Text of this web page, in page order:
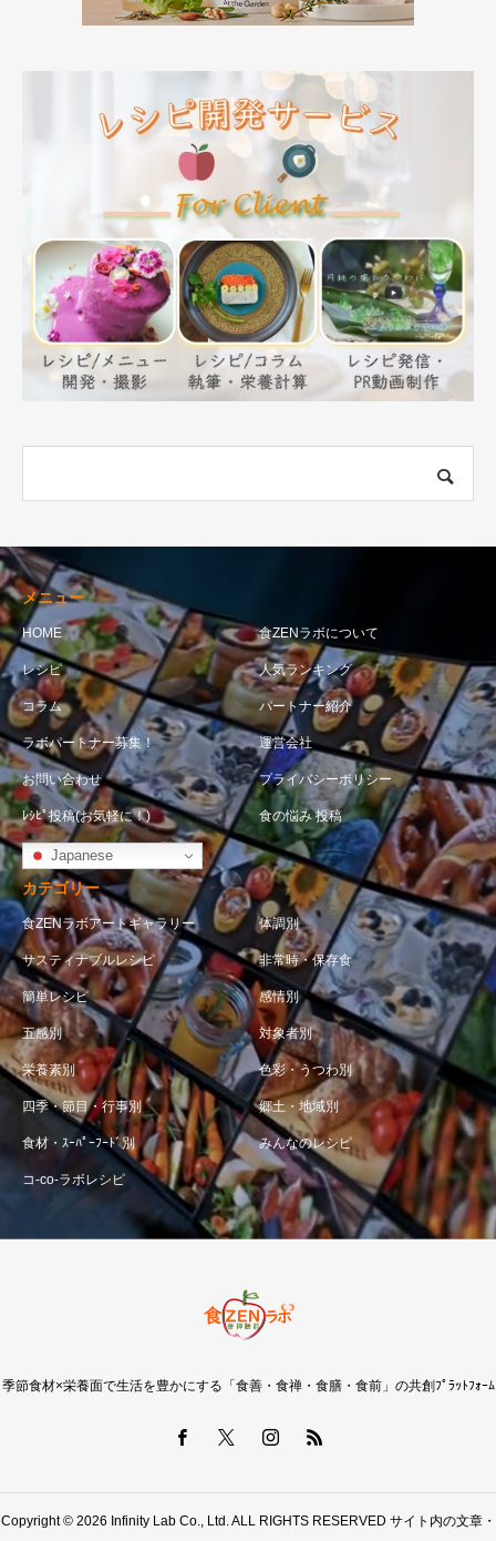
メニュー
HOME 食ZENラボについて
レシピ 人気ランキング
コラム パートナー紹介
ラボパートナー募集！ 運営会社
お問い合わせ プライバシーポリシー
ﾚｼﾋﾟ投稿(お気軽に！) 食の悩み 投稿
Japanese
カテゴリー
食ZENラボアートギャラリー 体調別
サスティナブルレシピ 非常時・保存食
簡単レシピ 感情別
五感別 対象者別
栄養素別 色彩・うつわ別
四季・節目・行事別 郷土・地域別
食材・ｽｰﾊﾟｰﾌｰﾄﾞ別 みんなのレシピ
コ-co-ラボレシピ
季節食材×栄養面で生活を豊かにする「食善・食禅・食膳・食前」の共創ﾌﾟﾗｯﾄﾌｫｰﾑ
Copyright © 2026 Infinity Lab Co., Ltd. ALL RIGHTS RESERVED サイト内の文章・